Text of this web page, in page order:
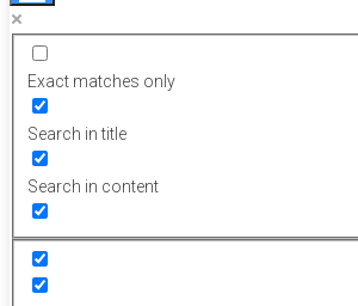
Exact matches only
Search in title
Search in content